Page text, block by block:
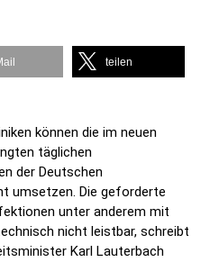
teilen
können die im neuen
täglichen
der Deutschen
umsetzen. Die geforderte
unter anderem mit
nicht leistbar, schreibt
Karl Lauterbach